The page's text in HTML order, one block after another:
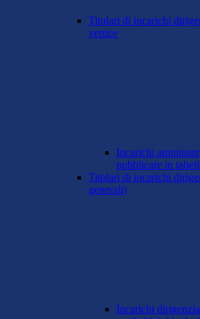
Titolari di incarichi
vertice
Incarichi
pubblicare in
Titolari di incarichi
generali)
Incarichi